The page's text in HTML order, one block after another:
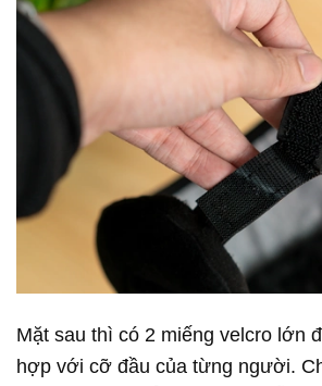
Mặt sau thì có 2 miếng velcro lớn
hợp với cỡ đầu của từng người.